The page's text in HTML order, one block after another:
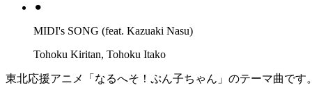
⚫︎
MIDI's SONG (feat. Kazuaki Nasu)
Tohoku Kiritan, Tohoku Itako
東北応援アニメ「なるへそ！ぷん子ちゃん」のテーマ曲です。